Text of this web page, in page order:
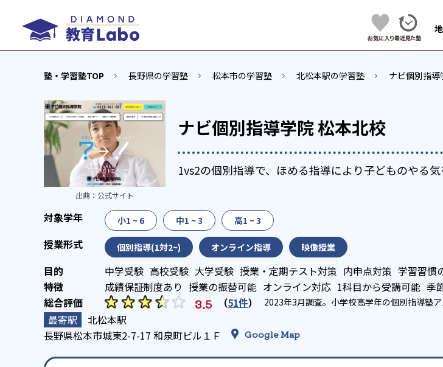
塾・学習塾TOP 長野県の学習塾 松本市の学習塾 北松本駅の学習塾 ナビ個別指
ナビ個別指導学院 松本北校
1vs2の個別指導で、ほめる指導により子どものやる
出典： 公式サイト
小1 ~ 6 中1 ~ 3 高1 ~ 3
個別指導(1対2~) オンライン指導 映像授業
中学受験 高校受験 大学受験 授業・定期テスト対策 内申点対策 学習習慣
成績保証制度あり 授業の振替可能 オンライン対応 1科目から受講可能 季
3.5 （51件） 2023年3月調査。 小学校高学年の個別指導塾
北松本駅
長野県松本市城東2-7-17 和泉町ビル１Ｆ
Google Map